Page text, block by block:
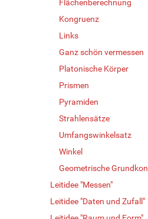
Flächenberechnung
Kongruenz
Links
Ganz schön vermessen
Platonische Körper
Prismen
Pyramiden
Strahlensätze
Umfangswinkelsatz
Winkel
Geometrische
Leitidee "Messen"
Leitidee "Daten und Zufall"